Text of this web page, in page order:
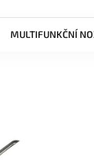
MULTIFUNKČNÍ